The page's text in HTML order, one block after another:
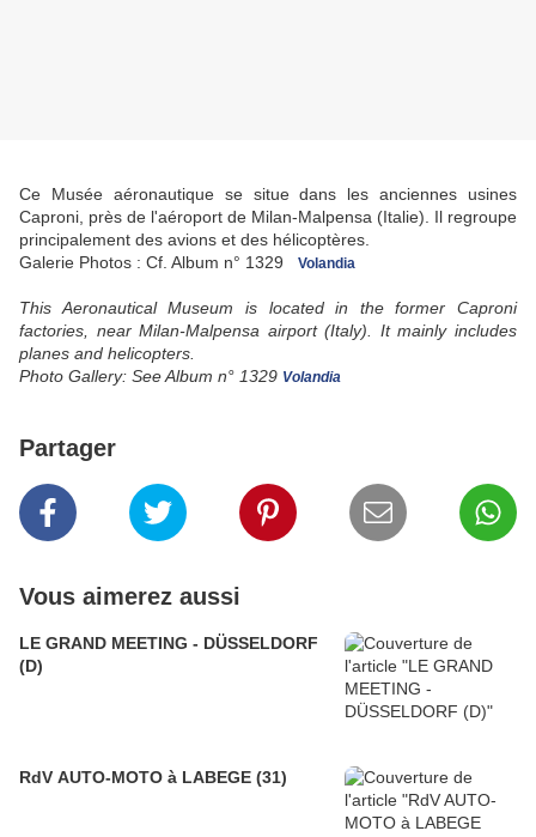
Ce Musée aéronautique se situe dans les anciennes usines
Caproni, près de l'aéroport de Milan-Malpensa (Italie). Il regroupe
principalement des avions et des hélicoptères.
Galerie Photos : Cf. Album n° 1329 Volandia
This Aeronautical Museum is located in the former Caproni
factories, near Milan-Malpensa airport (Italy).
It mainly includes
planes and helicopters.
Photo Gallery: See Album n° 1329 Volandia
Partager
Vous aimerez aussi
LE GRAND MEETING - DÜSSELDORF
(D)
RdV AUTO-MOTO à LABEGE (31)